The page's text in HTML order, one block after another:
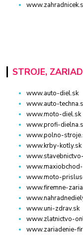
STROJE,
www.auto-diel.sk
www.auto-
www.moto-diel.sk
www.profi-
www.polno-
www.krby-kotly.sk
www.moto-
www.firemne-
www.uni-zdrav.sk
www.zlatnictvo-
www.zariadenie-